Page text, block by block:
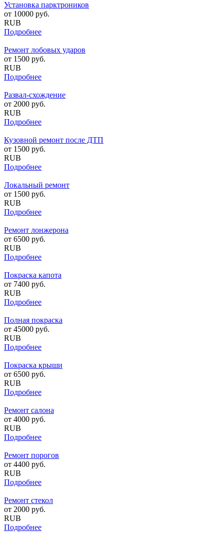
Установка парктроников
от 10000 руб.
RUB
Подробнее
Ремонт лобовых ударов
от 1500 руб.
RUB
Подробнее
Развал-схождение
от 2000 руб.
RUB
Подробнее
Кузовной ремонт после ДТП
от 1500 руб.
RUB
Подробнее
Локальный ремонт
от 1500 руб.
RUB
Подробнее
Ремонт лонжерона
от 6500 руб.
RUB
Подробнее
Покраска капота
от 7400 руб.
RUB
Подробнее
Полная покраска
от 45000 руб.
RUB
Подробнее
Покраска крыши
от 6500 руб.
RUB
Подробнее
Ремонт салона
от 4000 руб.
RUB
Подробнее
Ремонт порогов
от 4400 руб.
RUB
Подробнее
Ремонт стекол
от 2000 руб.
RUB
Подробнее